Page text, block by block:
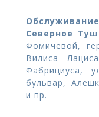
Северное
Фомичевой,
Вилиса
Фабрициуса,
бульвар,
и пр.